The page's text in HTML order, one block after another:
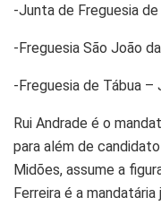
-Junta de Freguesia
-Freguesia São João
-Freguesia de Tábua –
Rui Andrade é o
para além de
Midões, assume a
Ferreira é a